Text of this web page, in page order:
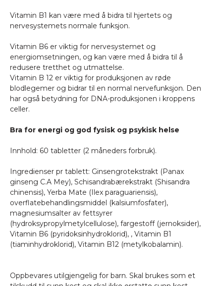
Vitamin B1 kan være med å bidra til hjertets og
nervesystemets normale funksjon.
Vitamin B6 er viktig for nervesystemet og
energiomsetningen, og kan være med å bidra til å
redusere tretthet og utmattelse.
Vitamin B 12 er viktig for produksjonen av røde
blodlegemer og bidrar til en normal nervefunksjon. Den
har også betydning for DNA-produksjonen i kroppens
celler.
Bra for energi og god fysisk og psykisk helse
Innhold: 60 tabletter (2 måneders forbruk).
Ingredienser pr tablett: Ginsengrotekstrakt (Panax
ginseng C.A Mey), Schisandrabærekstrakt (Shisandra
chinensis), Yerba Mate (Ilex paraguariensis),
overflatebehandlingsmiddel (kalsiumfosfater),
magnesiumsalter av fettsyrer
(hydroksypropylmetylcellulose), fargestoff (jernoksider),
Vitamin B6 (pyridoksinhydroklorid), , Vitamin B1
(tiaminhydroklorid), Vitamin B12 (metylkobalamin).
Oppbevares utilgjengelig for barn. Skal brukes som et